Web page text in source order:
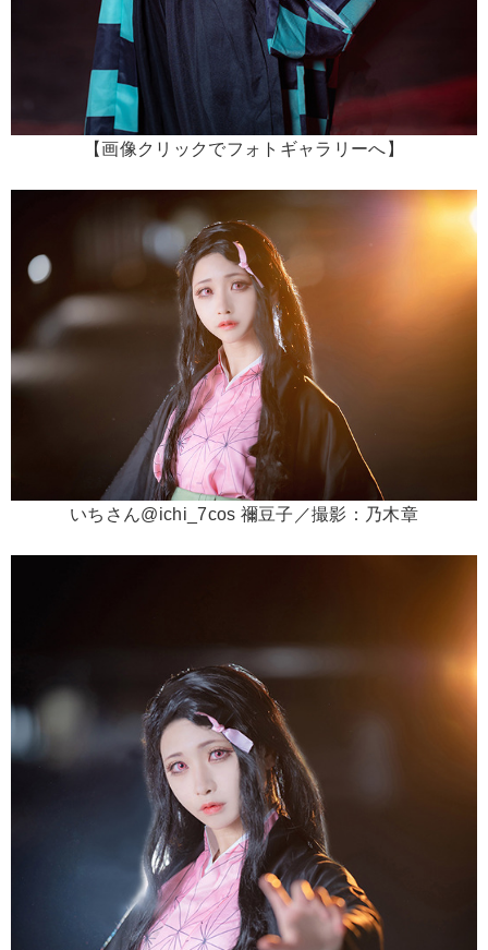
【画像クリックでフォトギャラリーへ】
いちさん@ichi_7cos 禰豆子／撮影：乃木章